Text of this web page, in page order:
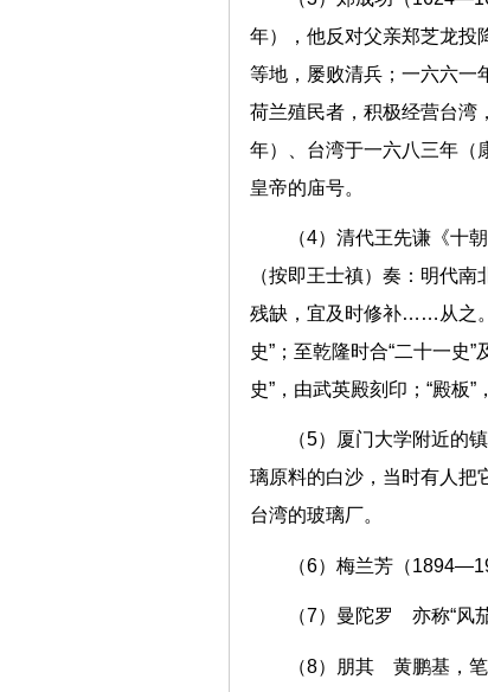
年），他反对父亲郑芝龙投
等地，屡败清兵；一六六一
荷兰殖民者，积极经营台湾
年）、台湾于一六八三年（
皇帝的庙号。
（4）清代王先谦《十
（按即王士禛）奏：明代
残缺，宜及时修补……从之
史”；至乾隆时合“二十一史
史”，由武英殿刻印；“殿板”
（5）厦门大学附近的
璃原料的白沙，当时有人把
台湾的玻璃厂。
（6）梅兰芳（
（7）曼陀罗 亦称“风
（8）朋其 黄鹏基，